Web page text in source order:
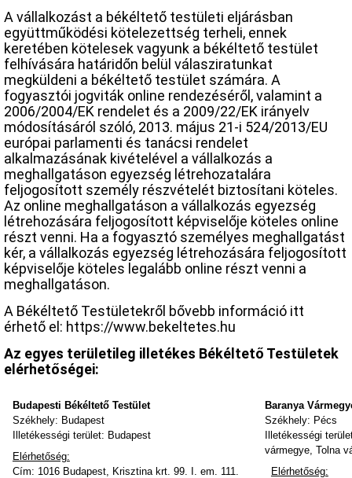
A vállalkozást a békéltető testületi eljárásban
együttműködési kötelezettség terheli, ennek
keretében kötelesek vagyunk a békéltető testület
felhívására határidőn belül válasziratunkat
megküldeni a békéltető testület számára. A
fogyasztói jogviták online rendezéséről, valamint a
2006/2004/EK rendelet és a 2009/22/EK irányelv
módosításáról szóló, 2013. május 21-i 524/2013/EU
európai parlamenti és tanácsi rendelet
alkalmazásának kivételével a vállalkozás a
meghallgatáson egyezség létrehozatalára
feljogosított személy részvételét biztosítani köteles.
Az online meghallgatáson a vállalkozás egyezség
létrehozására feljogosított képviselője köteles online
részt venni. Ha a fogyasztó személyes meghallgatást
kér, a vállalkozás egyezség létrehozására feljogosított
képviselője köteles legalább online részt venni a
meghallgatáson.
A Békéltető Testületekről bővebb információ itt
érhető el: https://www.bekeltetes.hu
Az egyes területileg illetékes Békéltető Testületek
elérhetőségei:
Budapesti Békéltető Testület
Székhely: Budapest
Illetékességi terület: Budapest
Elérhetőség:
Cím: 1016 Budapest, Krisztina krt. 99. I. em. 111.
Baranya
Székhely: Pécs
Illetékességi
vármegye, Tolna
Elérhetőség: